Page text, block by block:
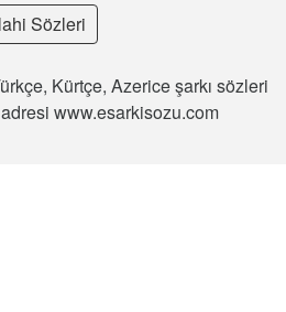
Sözleri
Kürtçe, Azerice şarkı sözleri
www.esarkisozu.com